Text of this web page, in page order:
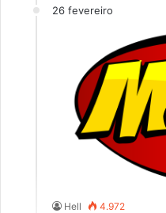
26 fevereiro
Hell 4.972